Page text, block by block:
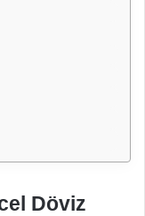
Döviz